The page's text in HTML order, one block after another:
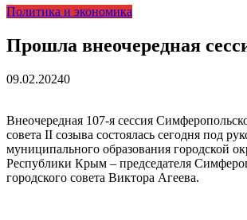
Политика и экономика
Прошла внеочередная
09.02.20240
Внеочередная 107-я сессия
совета II созыва состоялась сегодня под
муниципального образования городской
Республики Крым – председателя
городского совета Виктора Агеева.